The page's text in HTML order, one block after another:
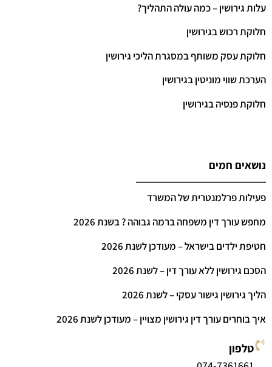
עלות גירושין – כמה עולה התהליך?
חלוקת רכוש בגירושין
חלוקת עסק משותף במסגרת הליכי גירושין
הערכת שווי מוניטין בגירושין
חלוקת פנסיה בגירושין
נושאים חמים
פעילות פרלמנטרית של המשרד
מחפש עורך דין משפחה ברמה גבוהה ? בשנת 2026
חטיפת ילדים בישראל – מעודכן לשנת 2026
הסכם גירושין ללא עורך דין – לשנת 2026
הליך גירושין גישור עסקי – לשנת 2026
איך בוחרים עורך דין גירושין מצויין – מעודכן לשנת 2026
טלפון